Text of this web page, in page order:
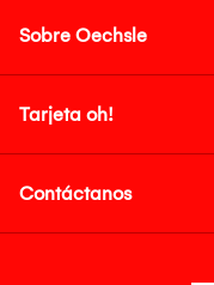
Sobre Oechsle
Tarjeta oh!
Contáctanos